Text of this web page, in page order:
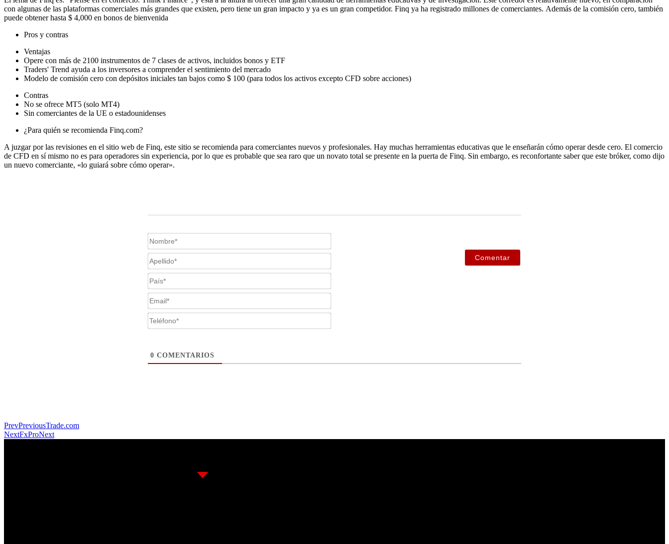
con algunas de las plataformas comerciales más grandes que existen, pero tiene un gran impacto y ya es un gran competidor. Finq ya ha registrado millones de comerciantes. Además de la comisión cero, también
puede obtener hasta $ 4,000 en bonos de bienvenida
Pros y contras
Ventajas
Opere con más de 2100 instrumentos de 7 clases de activos, incluidos bonos y ETF
Traders' Trend ayuda a los inversores a comprender el sentimiento del mercado
Modelo de comisión cero con depósitos iniciales tan bajos como $ 100 (para todos los activos excepto CFD sobre acciones)
Contras
No se ofrece MT5 (solo MT4)
Sin comerciantes de la UE o estadounidenses
¿Para quién se recomienda Finq.com?
A juzgar por las revisiones en el sitio web de Finq, este sitio se recomienda para comerciantes nuevos y profesionales. Hay muchas herramientas educativas que le enseñarán cómo operar desde cero. El comercio
de CFD en sí mismo no es para operadores sin experiencia, por lo que es probable que sea raro que un novato total se presente en la puerta de Finq. Sin embargo, es reconfortante saber que este bróker, como dijo
un nuevo comerciante, «lo guiará sobre cómo operar».
Nombre*
Apellido*
País*
Email*
Teléfono*
0 COMENTARIOS
PrevPreviousTrade.com
NextFxProNext